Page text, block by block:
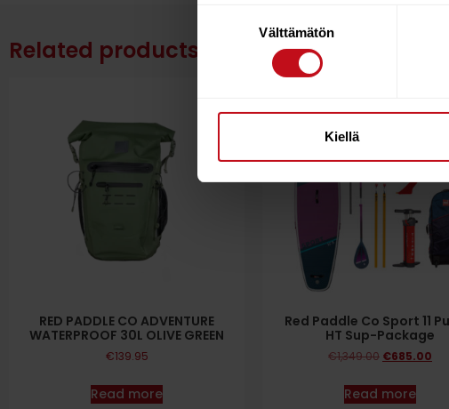
Välttämätön
Kiellä
Related products
RED PADDLE CO ADVENTURE
WATERPROOF 30L OLIVE GREEN
€139.95
Read more
Red Paddle Co Sport 11
HT Sup-Package
€1,349.00 €685.00
Read more